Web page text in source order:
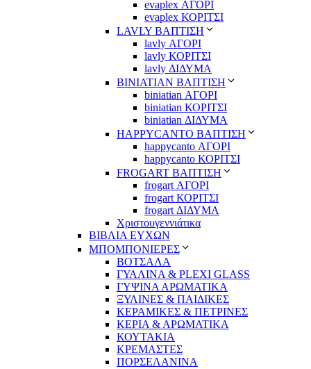
evaplex ΑΓΟΡΙ
evaplex ΚΟΡΙΤΣΙ
LAVLY ΒΑΠΤΙΣΗ
lavly ΑΓΟΡΙ
lavly ΚΟΡΙΤΣΙ
lavly ΔΙΔΥΜΑ
ΒΙΝΙΑΤΙΑΝ ΒΑΠΤΙΣΗ
biniatian ΑΓΟΡΙ
biniatian ΚΟΡΙΤΣΙ
biniatian ΔΙΔΥΜΑ
HAPPYCANTO ΒΑΠΤΙΣΗ
happycanto ΑΓΟΡΙ
happycanto ΚΟΡΙΤΣΙ
FROGART ΒΑΠΤΙΣΗ
frogart ΑΓΟΡΙ
frogart ΚΟΡΙΤΣΙ
frogart ΔΙΔΥΜΑ
Χριστουγεννιάτικα
ΒΙΒΛΙΑ ΕΥΧΩΝ
ΜΠΟΜΠΟΝΙΕΡΕΣ
ΒΟΤΣΑΛΑ
ΓΥΑΛΙΝΑ & PLEXI GLASS
ΓΥΨΙΝΑ ΑΡΩΜΑΤΙΚΑ
ΞΥΛΙΝΕΣ & ΠΑΙΔΙΚΕΣ
ΚΕΡΑΜΙΚΕΣ & ΠΕΤΡΙΝΕΣ
ΚΕΡΙΑ & ΑΡΩΜΑΤΙΚΑ
ΚΟΥΤΑΚΙΑ
ΚΡΕΜΑΣΤΕΣ
ΠΟΡΣΕΛΑΝΙΝΑ